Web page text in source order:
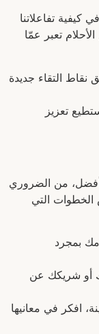
كيفية تفاعلاتنا
تعبر عمّا
التقاء جديدة
تعزيز
أفضل، من الضروري
الخطوات التي
بمجرد
أو شريكك عن
افكر في معانيها